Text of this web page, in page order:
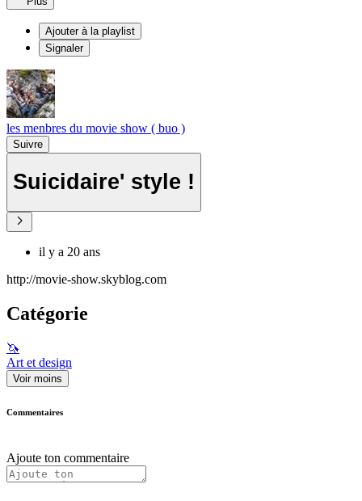
Ajouter à la playlist
Signaler
les menbres du movie show ( buo )
Suivre
Suicidaire' style !
il y a 20 ans
http://movie-show.skyblog.com
Catégorie
🦄
Art et design
Voir moins
Commentaires
Ajoute ton commentaire